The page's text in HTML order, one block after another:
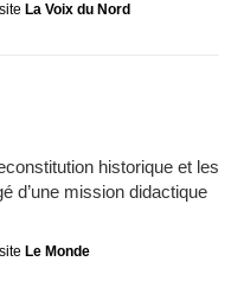
La Voix du Nord
historique et les
d’une mission didactique
Le Monde